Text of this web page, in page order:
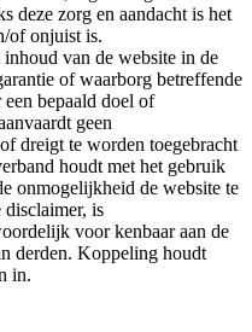
deze zorg en aandacht is het
of onjuist is.
van de website in de
of waarborg betreffende
bepaald doel of
geen
dreigt te worden toegebracht
houdt met het gebruik
onmogelijkheid de website te
disclaimer, is
voor kenbaar aan de
derden. Koppeling houdt
in.